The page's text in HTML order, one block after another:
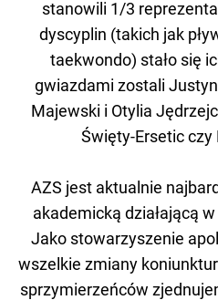
stanowili 1/3
dyscyplin (takich jak
taekwondo) stało się
gwiazdami zostali
Majewski i Otylia
Święty-Ersetic czy
AZS jest aktualnie
akademicką działającą
Jako stowarzyszenie
wszelkie zmiany
sprzymierzeńców